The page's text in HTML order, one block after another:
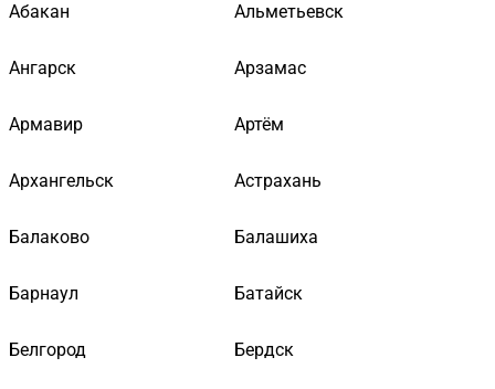
Абакан
Альметьевск
Ангарск Арзамас
Армавир Артём
Архангельск Астрахань
Балаково Балашиха
Барнаул Батайск
Белгород Бердск